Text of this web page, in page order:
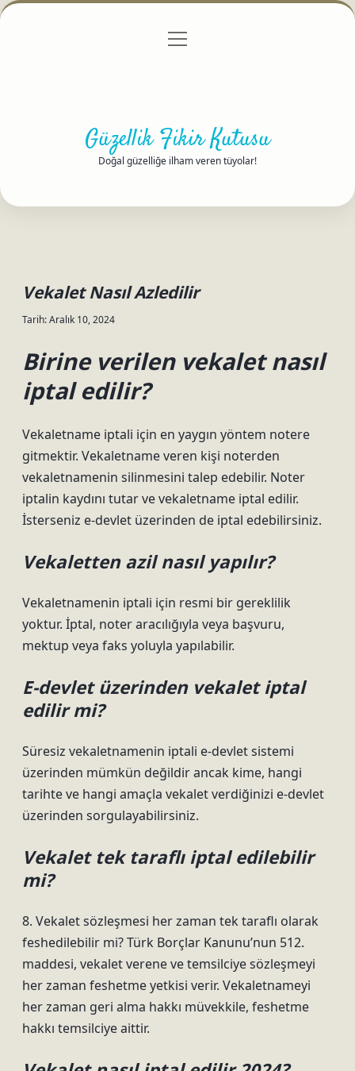
Gizlilik Politikası
menüyü
Güzellik Fikir Kutusu
Doğal güzelliğe ilham veren tüyolar!
Vekalet Nasıl Azledilir
Tarih: Aralık 10, 2024
Birine verilen vekalet nasıl
iptal edilir?
Vekaletname iptali için en yaygın yöntem notere
gitmektir. Vekaletname veren kişi noterden
vekaletnamenin silinmesini talep edebilir. Noter
iptalin kaydını tutar ve vekaletname iptal edilir.
İsterseniz e-devlet üzerinden de iptal edebilirsiniz.
Vekaletten azil nasıl yapılır?
Vekaletnamenin iptali için resmi bir gereklilik
yoktur. İptal, noter aracılığıyla veya başvuru,
mektup veya faks yoluyla yapılabilir.
E-devlet üzerinden vekalet iptal
edilir mi?
Süresiz vekaletnamenin iptali e-devlet sistemi
üzerinden mümkün değildir ancak kime, hangi
tarihte ve hangi amaçla vekalet verdiğinizi e-devlet
üzerinden sorgulayabilirsiniz.
Vekalet tek taraflı iptal edilebilir
mi?
8. Vekalet sözleşmesi her zaman tek taraflı olarak
feshedilebilir mi? Türk Borçlar Kanunu’nun 512.
maddesi, vekalet verene ve temsilciye sözleşmeyi
her zaman feshetme yetkisi verir. Vekaletnameyi
her zaman geri alma hakkı müvekkile, feshetme
hakkı temsilciye aittir.